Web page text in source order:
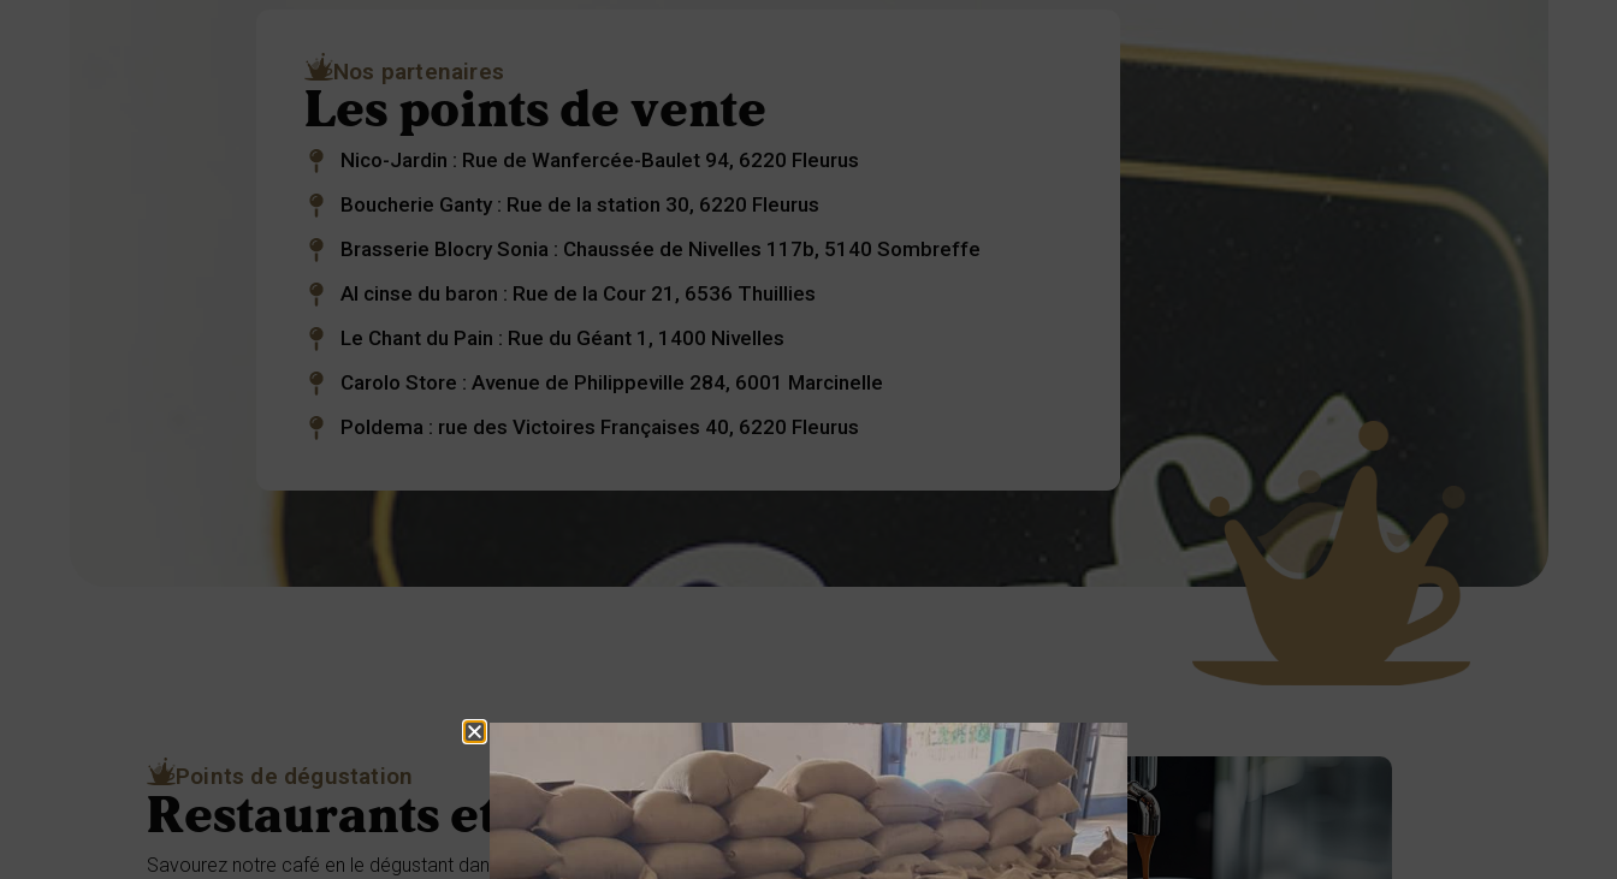
Nos partenaires
Les points de vente
Nico-Jardin : Rue de Wanfercée-Baulet 94, 6220 Fleurus
Boucherie Ganty : Rue de la station 30, 6220 Fleurus
Brasserie Blocry Sonia : Chaussée de Nivelles 117b, 5140 Sombreffe
Al cinse du baron : Rue de la Cour 21, 6536 Thuillies
Le Chant du Pain : Rue du Géant 1, 1400 Nivelles
Carolo Store : Avenue de Philippeville 284, 6001 Marcinelle
Poldema : rue des Victoires Françaises 40, 6220 Fleurus
Points de dégustation
Restaurants et coffee shops
Savourez notre café en le dégustant dans un esprit convivial chez des partenaires